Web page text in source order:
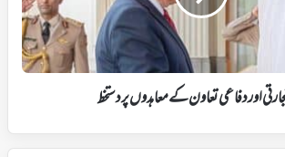
اور دفاعی تعاون کے معاہدوں پر دستخط